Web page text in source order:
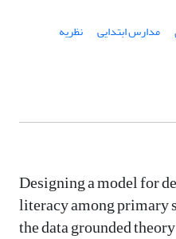
مدارس ابتدایی نظریه
Designing a model for
literacy among primary
the data grounded theory